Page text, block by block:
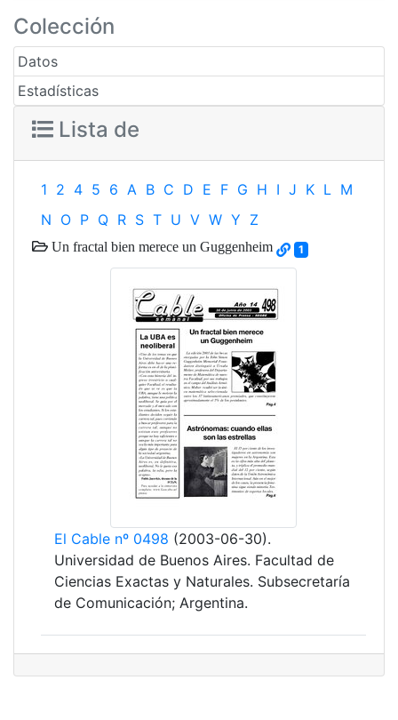
Colección
Datos
Estadísticas
Lista de
1 2 4 5 6 A B C D E F G H I J K L M
N O P Q R S T U V W Y Z
Un fractal bien merece un Guggenheim 1
El Cable nº 0498 (2003-06-30).
Universidad de Buenos Aires. Facultad de
Ciencias Exactas y Naturales. Subsecretaría
de Comunicación; Argentina.